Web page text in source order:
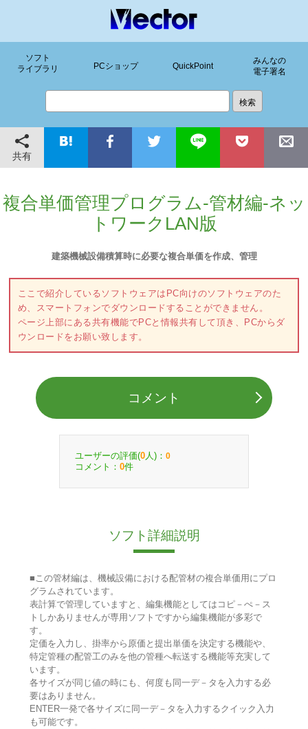
ソフト
ライブラリ
PCショップ QuickPoint
みんなの
電子署名
共有
複合単価管理プログラム-管材編-ネッ
トワークLAN版
建築機械設備積算時に必要な複合単価を作成、管理
ここで紹介しているソフトウェアはPC向けのソフトウェアのた
め、スマートフォンでダウンロードすることができません。
ページ上部にある共有機能でPCと情報共有して頂き、PCからダ
ウンロードをお願い致します。
コメント
ユーザーの評価(0 人)： 0
コメント： 0件
ソフト詳細説明
■この管材編は、機械設備における配管材の複合単価用にプロ
グラムされています。
表計算で管理していますと、編集機能としてはコピ－ぺ－ス
トしかありませんが専用ソフトですから編集機能が多彩で
す。
定価を入力し、掛率から原価と提出単価を決定する機能や、
特定管種の配管工のみを他の管種へ転送する機能等充実して
います。
各サイズが同じ値の時にも、何度も同一デ－タを入力する必
要はありません。
ENTER一発で各サイズに同一デ－タを入力するクイック入力
も可能です。